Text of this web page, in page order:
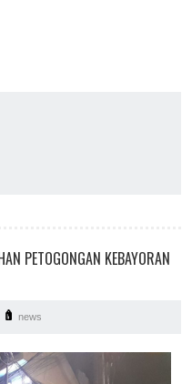
PETOGONGAN KEBAYORAN
news